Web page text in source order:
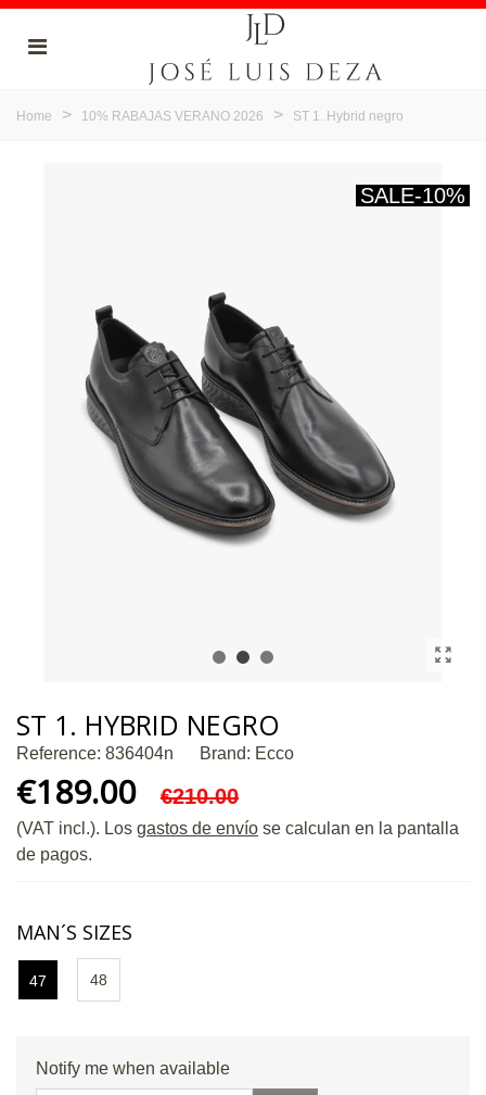
Home > 10% RABAJAS VERANO 2026 > ST 1. Hybrid negro
SALE-10%
ST 1. HYBRID NEGRO
Reference: 836404n Brand: Ecco
€189.00 €210.00
(VAT incl.). Los gastos de envío se calculan en la pantalla
de pagos.
MAN´S SIZES
47 48
Notify me when available